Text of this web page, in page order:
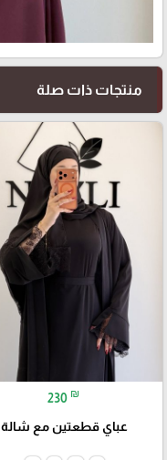
منتجات ذات صلة
230 ₪
عباي قطعتين مع شالة